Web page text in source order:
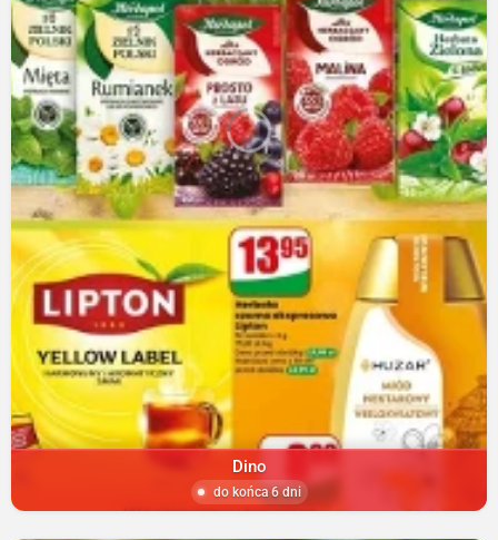
Dino
do końca 6 dni